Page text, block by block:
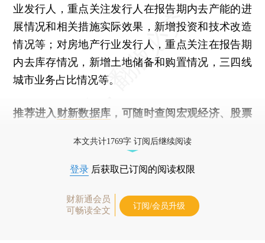
业发行人，重点关注发行人在报告期内去产能的进
展情况和相关措施实际效果，新增投资和技术改造
情况等；对房地产行业发行人，重点关注在报告期
内去库存情况，新增土地储备和购置情况，三四线
城市业务占比情况等。
推荐进入 财新数据库 ，可随时查阅宏观经济、股票
本文共计1769字 订阅后继续阅读
登录 后获取已订阅的阅读权限
财新通会员
可畅读全文
订阅/会员升级